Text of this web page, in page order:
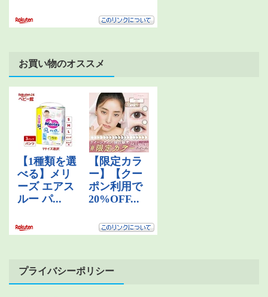
お買い物のオススメ
プライバシーポリシー